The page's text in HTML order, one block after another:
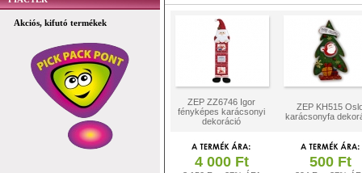
Akciós, kifutó termékek
ZEP ZZ6746 Igor
fényképes karácsonyi
dekoráció
ZEP KH515
karácsonyfa
4 000 Ft 500 Ft